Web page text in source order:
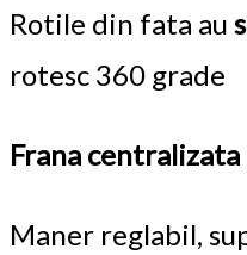
Rotile din fata au
rotesc 360 grade
Frana centralizata
Maner reglabil,